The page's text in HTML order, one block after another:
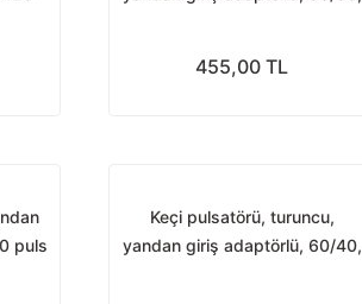
455,00 TL
puls
Keçi pulsatörü, turuncu,
yandan giriş adaptörlü, 60/40,